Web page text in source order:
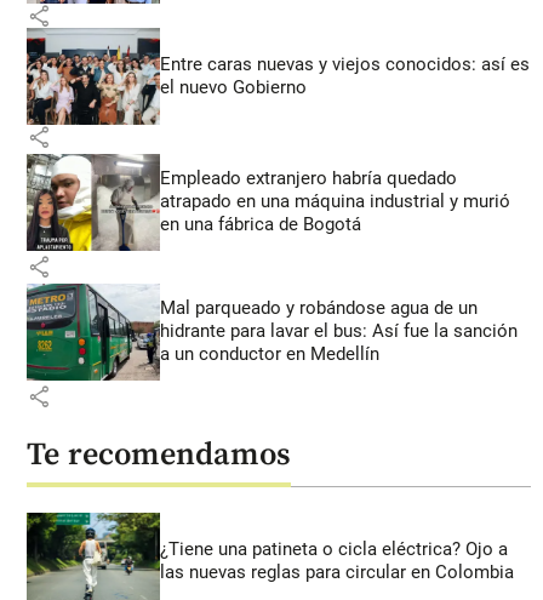
share
Entre caras nuevas y viejos conocidos: así es
el nuevo Gobierno
share
Empleado extranjero habría quedado
atrapado en una máquina industrial y murió
en una fábrica de Bogotá
share
Mal parqueado y robándose agua de un
hidrante para lavar el bus: Así fue la sanción
a un conductor en Medellín
share
Te recomendamos
¿Tiene una patineta o cicla eléctrica? Ojo a
las nuevas reglas para circular en Colombia